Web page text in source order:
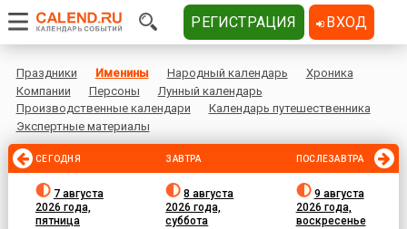
Праздники Именины Народный календарь
Хроника
Компании
Персоны
Лунный календарь
Производственные календари
Календарь путешественника
Экспертные материалы
СЕГОДНЯ
7 августа
2026 года,
пятница
ЗАВТРА
8 августа
2026 года,
суббота
ПОСЛЕЗАВТРА
9 августа
2026 года,
воскресенье
РЕГИСТРАЦИЯ ВХОД